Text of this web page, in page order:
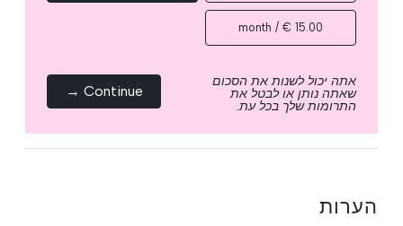
15.00 € / month
אתה יכול לשנות את הסכום
שאתה נותן או לבטל את
התרומות שלך בכל עת.
Continue →
הערות